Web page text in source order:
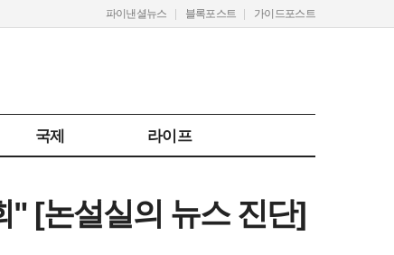
파이낸셜뉴스 블록포스트 가이드포스트
국제 라이프
[논설실의 뉴스 진단]